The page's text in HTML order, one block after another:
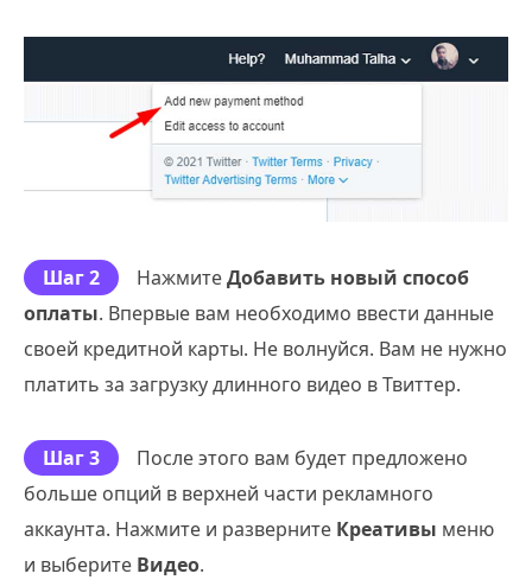
Шаг 2 НажмитеДобавить новый способ
оплаты. Впервые вам необходимо ввести данные
своей кредитной карты. Не волнуйся. Вам не нужно
платить за загрузку длинного видео в Твиттер.
Шаг 3
После этого вам будет предложено
больше опций в верхней части рекламного
аккаунта. Нажмите и разверните Креативы меню
и выберите Видео.